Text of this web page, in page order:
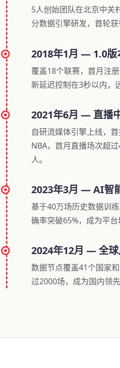
5人创始团队在北京中关
分数据引擎研发，首轮获
2018年1月 — 1.0版
覆盖18个联赛，首月注
新延迟控制在3秒以内，
2021年6月 — 直播
自研流媒体引擎上线，
NBA，首月直播场次超
人。
2023年3月 — AI智
基于40万场历史数据训
确率突破65%，成为平台
2024年12月 — 全
数据节点覆盖41个国家
过2000场，成为国内领